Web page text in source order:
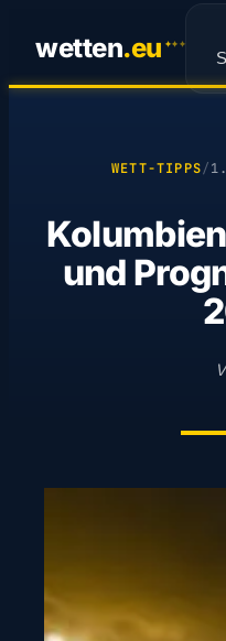
wetten.eu ✦✦ ✦
WETT-TIPPS/
und